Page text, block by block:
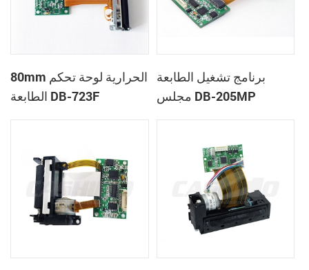
80mm الحرارية لوحة تحكم
الطابعة DB-723F
برنامج تشغيل الطابعة
مجلس DB-205MP